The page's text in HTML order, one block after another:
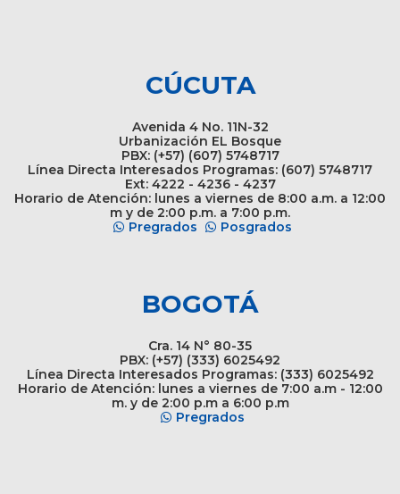
CÚCUTA
Avenida 4 No. 11N-32
Urbanización EL Bosque
PBX: (+57) (607) 5748717
Línea Directa Interesados Programas: (607) 5748717
Ext: 4222 - 4236 - 4237
Horario de Atención: lunes a viernes de 8:00 a.m. a 12:00
m y de 2:00 p.m. a 7:00 p.m.
Pregrados
Posgrados
BOGOTÁ
Cra. 14 N° 80-35
PBX: (+57) (333) 6025492
Línea Directa Interesados Programas: (333) 6025492
Horario de Atención: lunes a viernes de 7:00 a.m - 12:00
m. y de 2:00 p.m a 6:00 p.m
Pregrados